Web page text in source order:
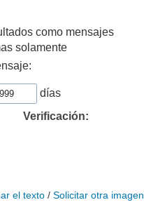
como mensajes
solamente
días
Verificación:
el texto/ Solicitar otra imagen